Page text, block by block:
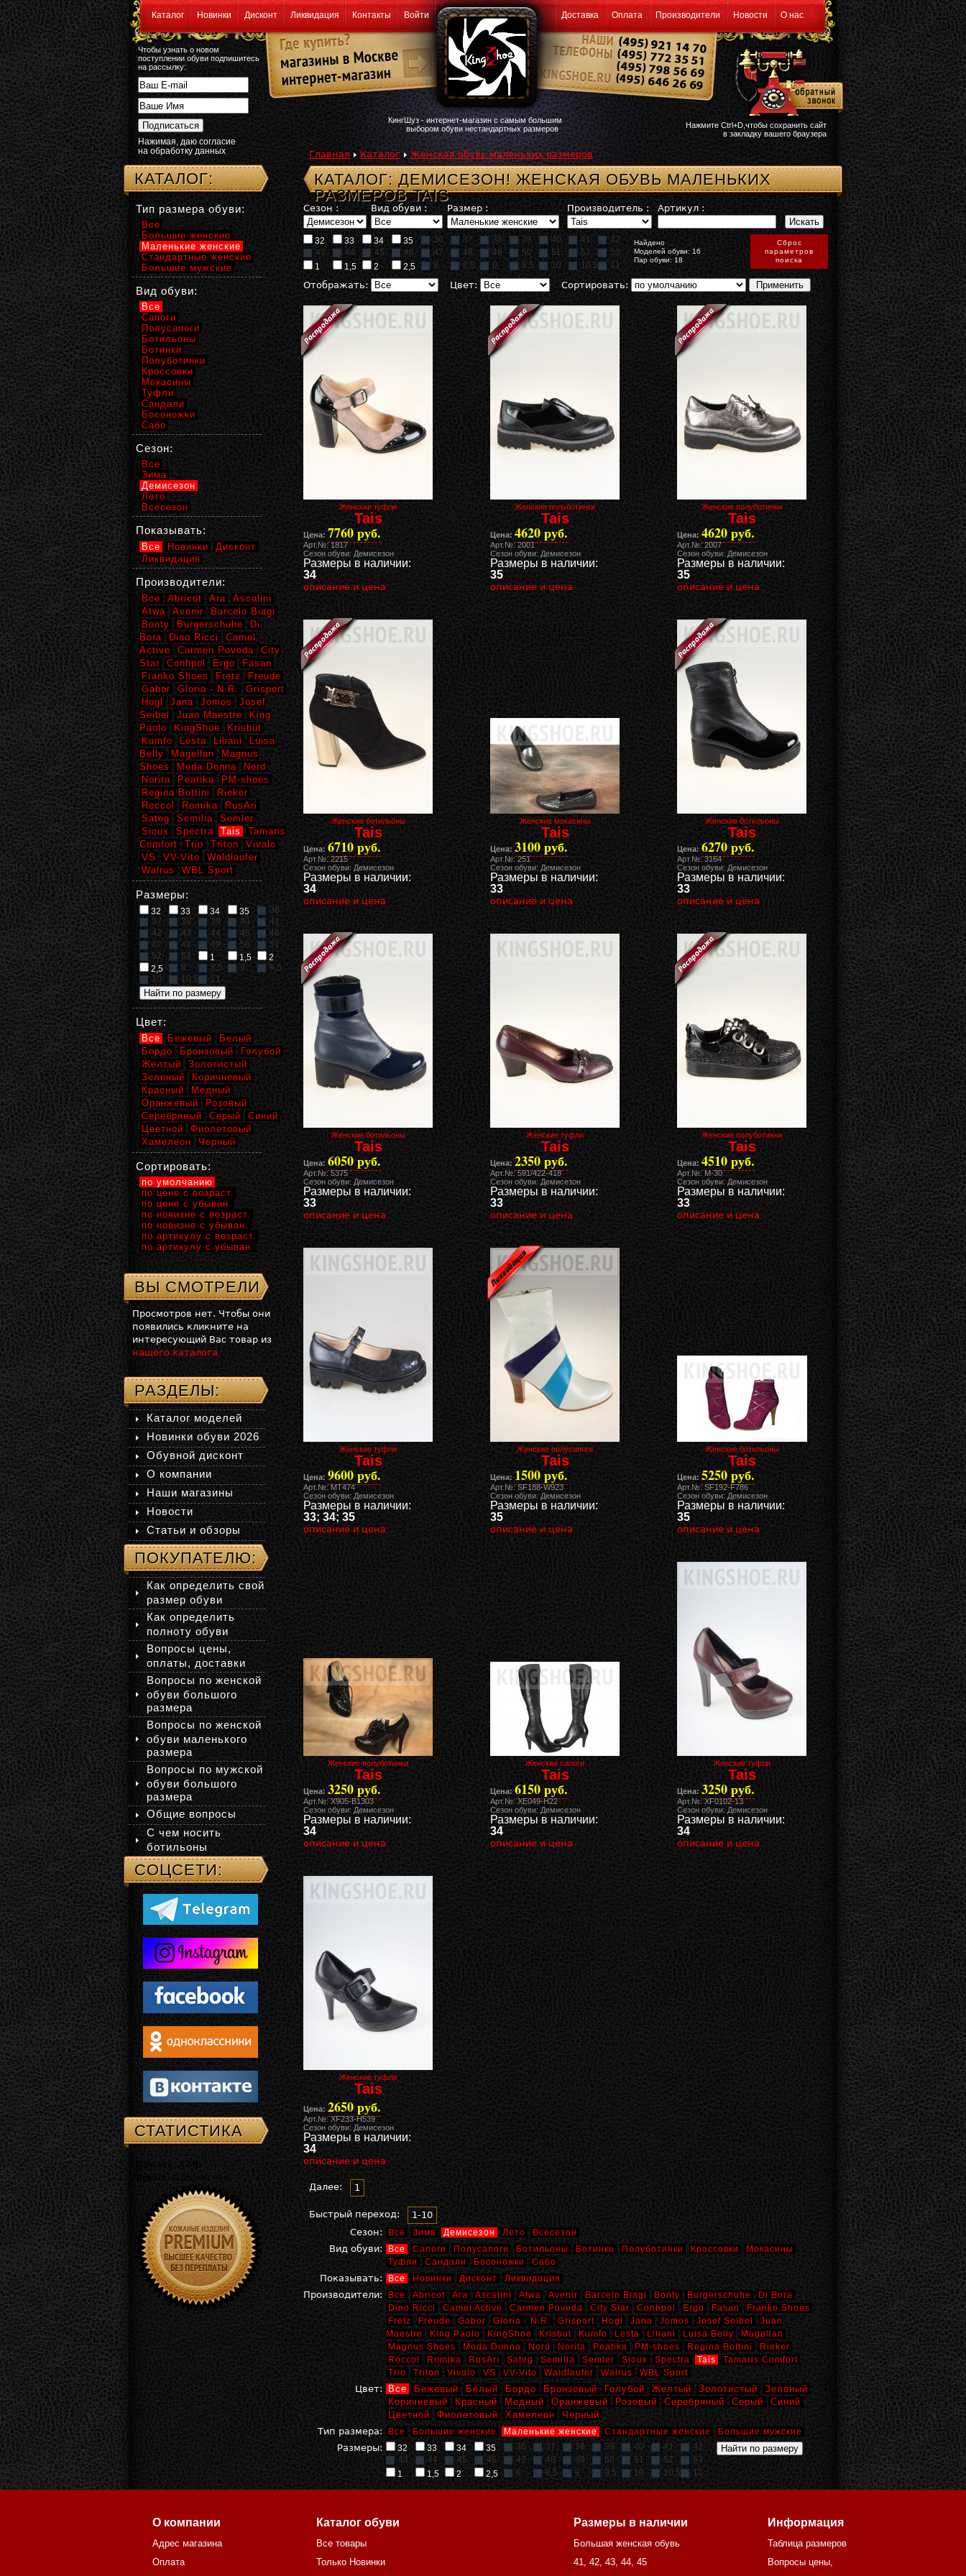
Каталог Новинки Дисконт Ликвидация Контакты Войти Доставка Оплата Производители Новости О нас
Чтобы узнать о новом
поступлении обуви подпишитесь
на рассылку:
Нажимая, даю согласие
на обработку данных
КингШуз - интернет-магазин с самым большим
выбором обуви нестандартных размеров
Нажмите Ctrl+D,чтобы сохранить сайт
в закладку вашего браузера
Главная Каталог Женская обувь маленьких размеров
КАТАЛОГ: ДЕМИСЕЗОН! ЖЕНСКАЯ ОБУВЬ МАЛЕНЬКИХ
РАЗМЕРОВ TAIS
Сезон : Вид обуви : Размер : Производитель : Артикул :
32 33 34 35 36 37 38 39 40 41
42
43
44 45 46 47 48 49 50 51 52
53
1
1,5 2 2,5 8 8,5 9 9,5 10 10,5 11
Найдено
Моделей обуви: 16
Пар обуви: 18
Сброс
параметров
поиска
Отображать: Цвет: Сортировать:
Женские туфли
Tais
Женские полуботинки
Tais
Женские полуботинки
Tais
Цена: 7760 руб.
Арт.№: 1817
Сезон обуви: Демисезон
Размеры в наличии:
34
описание и цена
Цена: 4620 руб.
Арт.№: 2001
Сезон обуви: Демисезон
Размеры в наличии:
35
описание и цена
Цена: 4620 руб.
Арт.№: 2007
Сезон обуви: Демисезон
Размеры в наличии:
35
описание и цена
Женские ботильоны
Tais
Женские мокасины
Tais
Женские ботильоны
Tais
Цена: 6710 руб.
Арт.№: 2215
Сезон обуви: Демисезон
Размеры в наличии:
34
описание и цена
Цена: 3100 руб.
Арт.№: 251
Сезон обуви: Демисезон
Размеры в наличии:
33
описание и цена
Цена: 6270 руб.
Арт.№: 3164
Сезон обуви: Демисезон
Размеры в наличии:
33
описание и цена
Женские ботильоны
Tais
Женские туфли
Tais
Женские полуботинки
Tais
Цена: 6050 руб.
Арт.№: 5375
Сезон обуви: Демисезон
Размеры в наличии:
33
описание и цена
Цена: 2350 руб.
Арт.№: 591/422-418
Сезон обуви: Демисезон
Размеры в наличии:
33
описание и цена
Цена: 4510 руб.
Арт.№: M-30
Сезон обуви: Демисезон
Размеры в наличии:
33
описание и цена
Женские туфли
Tais
Женские полусапоги
Tais
Женские ботильоны
Tais
Цена: 9600 руб.
Арт.№: MT474
Сезон обуви: Демисезон
Размеры в наличии:
33; 34; 35
описание и цена
Цена: 1500 руб.
Арт.№: SF188-W923
Сезон обуви: Демисезон
Размеры в наличии:
35
описание и цена
Цена: 5250 руб.
Арт.№: SF192-F786
Сезон обуви: Демисезон
Размеры в наличии:
35
описание и цена
Женские полуботинки
Tais
Женские сапоги
Tais
Женские туфли
Tais
Цена: 3250 руб.
Арт.№: X905-B1303
Сезон обуви: Демисезон
Размеры в наличии:
34
описание и цена
Цена: 6150 руб.
Арт.№: XE049-H22
Сезон обуви: Демисезон
Размеры в наличии:
34
описание и цена
Цена: 3250 руб.
Арт.№: XF0102-13
Сезон обуви: Демисезон
Размеры в наличии:
34
описание и цена
Женские туфли
Tais
Цена: 2650 руб.
Арт.№: XF233-H539
Сезон обуви: Демисезон
Размеры в наличии:
34
описание и цена
Далее: 1
Быстрый переход:
1-10
Сезон:
Все Зима Демисезон Лето Всесезон
Вид обуви: Все Сапоги Полусапоги Ботильоны Ботинки Полуботинки Кроссовки
Мокасины
Туфли
Сандали Босоножки Сабо
Показывать: Все Новинки Дисконт Ликвидация
Производители: Все Abricot Ara Ascalini Atwa Avenir Barcelo Biagi Bonty Burgerschuhe
Di Bora
Dino Ricci
Camel Active Carmen Poveda City Star Conhpol Ergo Fasan
Franko Shoes
Fretz
Freude Gabor Gloria - N.R. Grisport Hogl Jana Jomos Josef Seibel
Juan
Maestre
King Paolo KingShoe Krisbut Kumfo Lesta Liliani Luisa Belly
Magellan
Magnus Shoes
Moda Donna Nord Norita Peatika PM-shoes Regina Bottini
Rieker
Roccol
Romika RusAri Sateg Semilia Semler Sioux Spectra Tais
Tamaris Comfort
Trio
Triton Vivalo VS VV-Vito Waldlaufer Walrus WBL Sport
Цвет: Все Бежевый Белый Бордо Бронзовый Голубой Желтый Золотистый
Зеленый
Коричневый
Красный Медный Оранжевый Розовый Серебряный Серый
Синий
Цветной
Фиолетовый Хамелеон
Черный
Тип размера:
Все Большие женские Маленькие женские Стандартные женские Большие мужские
Размеры: 32 33 34 35 36 37 38 39 40 41
42
43
44 45 46 47 48 49 50 51 52
53
1
1,5 2 2,5 8 8,5 9 9,5 10 10,5 11
КАТАЛОГ:
Тип размера обуви:
Все
Большие женские
Маленькие женские
Стандартные женские
Большие мужские
Вид обуви:
Все
Сапоги
Полусапоги
Ботильоны
Ботинки
Полуботинки
Кроссовки
Мокасины
Туфли
Сандали
Босоножки
Сабо
Сезон:
Все
Зима
Демисезон
Лето
Всесезон
Показывать:
Все Новинки
Дисконт
Ликвидация
Производители:
Все Abricot Ara
Ascalini
Atwa
Avenir
Barcelo Biagi
Bonty
Burgerschuhe
Di
Bora
Dino Ricci
Camel
Active
Carmen Poveda
City
Star
Conhpol Ergo
Fasan
Franko Shoes
Fretz
Freude
Gabor
Gloria - N.R.
Grisport
Hogl
Jana Jomos
Josef
Seibel
Juan Maestre
King
Paolo
KingShoe
Krisbut
Kumfo
Lesta Liliani
Luisa
Belly
Magellan
Magnus
Shoes
Moda Donna
Nord
Norita
Peatika
PM-shoes
Regina Bottini
Rieker
Roccol
Romika
RusAri
Sateg
Semilia
Semler
Sioux
Spectra Tais
Tamaris
Comfort
Trio Triton
Vivalo
VS
VV-Vito
Waldlaufer
Walrus
WBL Sport
Размеры:
32 33 34 35
36
37
38 39 40
41
42
43 44 45
46
47
48 49 50
51
52
53 1 1,5
2
2,5
8 8,5 9
9,5
10
10,5 11
Цвет:
Все Бежевый
Белый
Бордо
Бронзовый
Голубой
Желтый
Золотистый
Зеленый
Коричневый
Красный
Медный
Оранжевый
Розовый
Серебряный
Серый
Синий
Цветной
Фиолетовый
Хамелеон
Черный
Сортировать:
по умолчанию
по цене с возраст.
по цене с убыван.
по новизне с возраст.
по новизне с убыван.
по артикулу с возраст.
по артикулу с убыван.
ВЫ СМОТРЕЛИ
Просмотров нет. Чтобы они
появились кликните на
интересующий Вас товар из
нашего каталога
РАЗДЕЛЫ:
Каталог моделей
Новинки обуви 2026
Обувной дисконт
О компании
Наши магазины
Новости
Статьи и обзоры
ПОКУПАТЕЛЮ:
Как определить свой
размер обуви
Как определить
полноту обуви
Вопросы цены,
оплаты, доставки
Вопросы по женской
обуви большого
размера
Вопросы по женской
обуви маленького
размера
Вопросы по мужской
обуви большого
размера
Общие вопросы
С чем носить
ботильоны
СОЦСЕТИ:
СТАТИСТИКА
Память: 4 Mb
Время: 0.05540 сек.
О компании
Адрес магазина
Оплата
Каталог обуви
Все товары
Только Новинки
Размеры в наличии
Большая женская обувь
41, 42, 43, 44, 45
Информация
Таблица размеров
Вопросы цены,